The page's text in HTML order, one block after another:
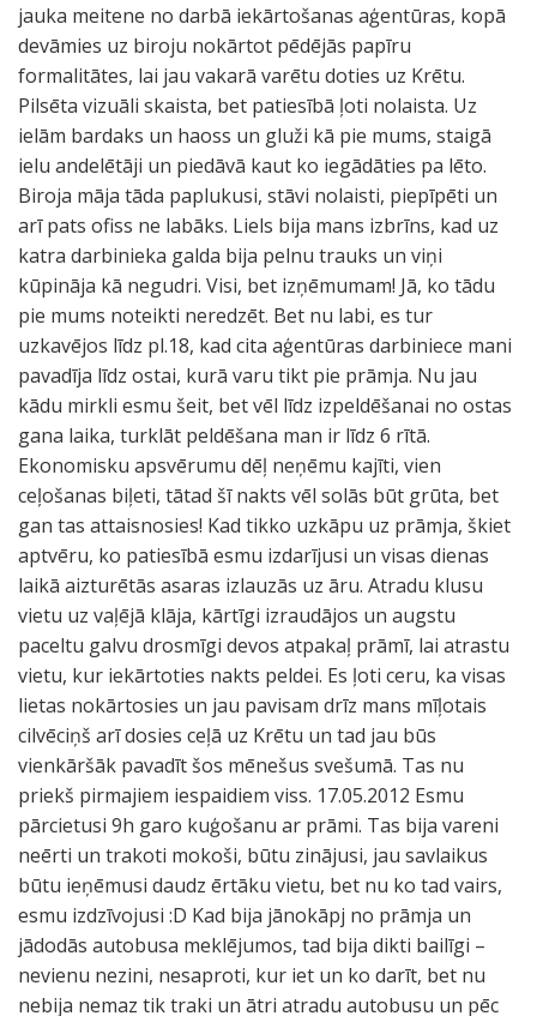
jauka meitene no darbā iekārtošanas aģentūras, kopā
devāmies uz biroju nokārtot pēdējās papīru
formalitātes, lai jau vakarā varētu doties uz Krētu.
Pilsēta vizuāli skaista, bet patiesībā ļoti nolaista. Uz
ielām bardaks un haoss un gluži kā pie mums, staigā
ielu andelētāji un piedāvā kaut ko iegādāties pa lēto.
Biroja māja tāda paplukusi, stāvi nolaisti, piepīpēti un
arī pats ofiss ne labāks. Liels bija mans izbrīns, kad uz
katra darbinieka galda bija pelnu trauks un viņi
kūpināja kā negudri. Visi, bet izņēmumam! Jā, ko tādu
pie mums noteikti neredzēt. Bet nu labi, es tur
uzkavējos līdz pl.18, kad cita aģentūras darbiniece mani
pavadīja līdz ostai, kurā varu tikt pie prāmja. Nu jau
kādu mirkli esmu šeit, bet vēl līdz izpeldēšanai no ostas
gana laika, turklāt peldēšana man ir līdz 6 rītā.
Ekonomisku apsvērumu dēļ neņēmu kajīti, vien
ceļošanas biļeti, tātad šī nakts vēl solās būt grūta, bet
gan tas attaisnosies! Kad tikko uzkāpu uz prāmja, škiet
aptvēru, ko patiesībā esmu izdarījusi un visas dienas
laikā aizturētās asaras izlauzās uz āru. Atradu klusu
vietu uz vaļējā klāja, kārtīgi izraudājos un augstu
paceltu galvu drosmīgi devos atpakaļ prāmī, lai atrastu
vietu, kur iekārtoties nakts peldei. Es ļoti ceru, ka visas
lietas nokārtosies un jau pavisam drīz mans mīļotais
cilvēciņš arī dosies ceļā uz Krētu un tad jau būs
vienkāršāk pavadīt šos mēnešus svešumā. Tas nu
priekš pirmajiem iespaidiem viss. 17.05.2012 Esmu
pārcietusi 9h garo kuģošanu ar prāmi. Tas bija vareni
neērti un trakoti mokoši, būtu zinājusi, jau savlaikus
būtu ieņēmusi daudz ērtāku vietu, bet nu ko tad vairs,
esmu izdzīvojusi :D Kad bija jānokāpj no prāmja un
jādodās autobusa meklējumos, tad bija dikti bailīgi –
nevienu nezini, nesaproti, kur iet un ko darīt, bet nu
nebija nemaz tik traki un ātri atradu autobusu un pēc